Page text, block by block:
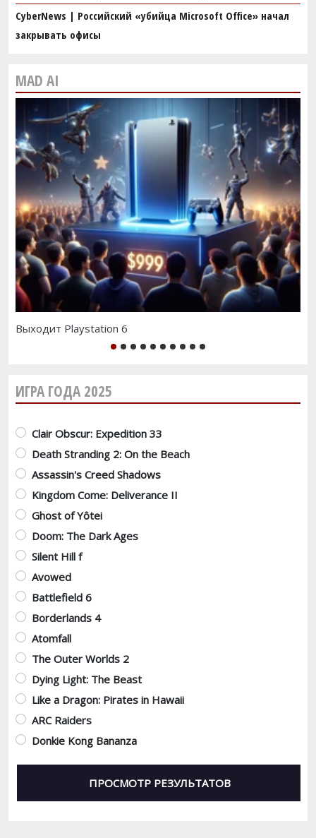
CyberNews | Российский «убийца Microsoft Office» начал
закрывать офисы
MAD AI
Выходит Playstation 6
1 2 3
ИГРА ГОДА 2025
Варианты
Clair Obscur: Expedition 33
Death Stranding 2: On the Beach
Assassin's Creed Shadows
Kingdom Come: Deliverance II
Ghost of Yôtei
Doom: The Dark Ages
Silent Hill f
Avowed
Battlefield 6
Borderlands 4
Atomfall
The Outer Worlds 2
Dying Light: The Beast
Like a Dragon: Pirates in Hawaii
ARC Raiders
Donkie Kong Bananza